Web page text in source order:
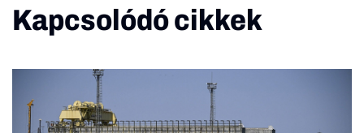
Kapcsolódó cikkek